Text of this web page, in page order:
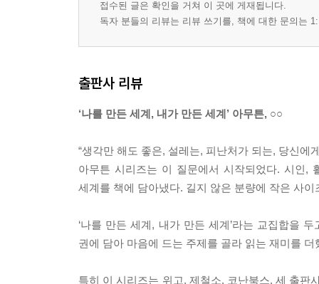
접수된 글은 확인을 거쳐 이 곳에 게재됩니다.
독자 분들의 리뷰는 리뷰 쓰기를, 책에 대한 문의는
출판사 리뷰
‘나를 만든 세계, 내가 만든 세계’ 아무튼, ○○
“생각만 해도 좋은, 설레는, 피난처가 되는, 당신에
아무튼 시리즈는 이 질문에서 시작되었다. 시인,
세계를 책에 담아냈다. 길지 않은 분량에 작은 사
‘나를 만든 세계, 내가 만든 세계’라는 교집합을
권에 담아 마음에 드는 주제를 골라 읽는 재미를 더
특히 이 시리즈는 위고, 제철소, 코난북스, 세 출판